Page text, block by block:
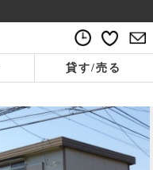
貸す/売る